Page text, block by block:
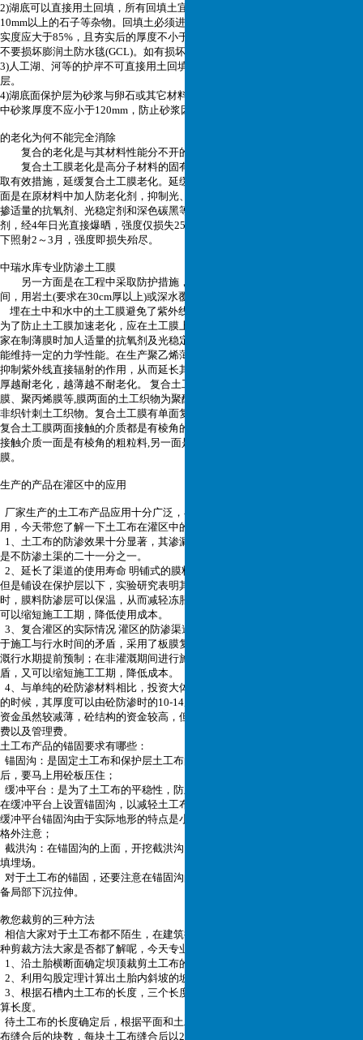
2)湖底可以直接用土回填，所有回填土宜用砂子或过筛后的土，不得含有粒径
10mm以上的石子等杂物。回填土必须进行夯实(或压实、振捣等)，回填土的密
实度应大于85%，且夯实后的厚度不小于300mm。在夯实、压实过程中，注意
不要损坏膨润土防水毯(GCL)。如有损坏，应及时进行修补。
3)人工湖、河等的护岸不可直接用土回填，避免流动水的淘蚀作用破坏保护
层。
4)湖底面保护层为砂浆与卵石或其它材料复合时，总厚度不应小于200mm，其
中砂浆厚度不应小于120mm，防止砂浆因膨润土防水毯(GCL)膨胀开裂。
的老化为何不能完全消除
复合的老化是与其材料性能分不开的。为什么不能完全消除呢？
复合土工膜老化是高分子材料的固有特性之一，不能完全消除，但可以采
取有效措施，延缓复合土工膜老化。延缓老化的措施可以从两方面着手：一方
面是在原材料中加人防老化剂，抑制光、氧、热等外界因素对材料的作用，如
掺适量的抗氧剂、光稳定剂和深色碳黑等。有的单位在聚丙烯中加入防老化
剂，经4年日光直接爆晒，强度仅损失25％，如果不加防老化剂，直接在日光
下照射2～3月，强度即损失殆尽。
中瑞水库专业防渗土工膜
另一方面是在工程中采取防护措施，如尽量缩短材料在日光中的暴露时
间，用岩土(要求在30cm厚以上)或深水覆盖等。
埋在土中和水中的土工膜避免了紫外线的直接照射，其老化速度大大减慢。
为了防止土工膜加速老化，应在土工膜上加土或刚性材料覆盖物。国内有些厂
家在制薄膜时加人适量的抗氧剂及光稳定剂，据称可直接暴露于大气中10年仍
能维持一定的力学性能。在生产聚乙烯薄膜时可以加人碳黑屏蔽紫外线，起到
抑制紫外线直接辐射的作用，从而延长其使用年限。而对于同一种土工膜，越
厚越耐老化，越薄越不耐老化。 复合土工膜中间的膜有聚氯乙烯膜、聚乙烯
膜、聚丙烯膜等,膜两面的土工织物为聚酞胺纤维、聚酷纤维、聚丙烯纤维等的
非织针刺土工织物。复合土工膜有单面复合土工膜和双面复合土工膜两种。当
复合土工膜两面接触的介质都是有棱角的粗粒料,则选用双面复合土工膜。如果
接触介质一面是有棱角的粗粒料,另一面是粗中砂或土,则可选用单面复合土工
膜。
生产的产品在灌区中的应用
厂家生产的土工布产品应用十分广泛，在很多行业领域都的得到了很好的应
用，今天带您了解一下土工布在灌区中的应用。
1、土工布的防渗效果十分显著，其渗漏量是单纯的砼防渗材料的六分之一，
是不防渗土渠的二十一分之一。
2、延长了渠道的使用寿命 明铺式的膜料防渗，因此老化严重而且寿命较短，
但是铺设在保护层以下，实验研究表明其使用寿命可以达到30年以上。与此同
时，膜料防渗层可以保温，从而减轻冻胀破坏，使得砼保护层的裂缝减少，又
可以缩短施工工期，降低使用成本。
3、复合灌区的实际情况 灌区的防渗渠道大多是旧渠道的改建工程，普遍存在
于施工与行水时间的矛盾，采用了板膜复合的结构，渠底现浇，坡板可以在灌
溉行水期提前预制；在非灌溉期间进行施工，既避免了施工与行水之间的矛
盾，又可以缩短施工工期，降低成本。
4、与单纯的砼防渗材料相比，投资大体相当，采用砼作膜料防渗层的保护层
的时候，其厚度可以由砼防渗时的10-14厘米，减薄至8-10厘米。购买土工布的
资金虽然较减薄，砼结构的资金较高，但是减轻了冻胀破坏，从而减少了维修
费以及管理费。
土工布产品的锚固要求有哪些：
锚固沟：是固定土工布和保护层土工布的，它和保护层土工布在铺设完毕之
后，要马上用砼板压住；
缓冲平台：是为了土工布的平稳性，防止下滑，在坡中央增设缓冲平台，并且
在缓冲平台上设置锚固沟，以减轻土工布的下拉力，增加其稳定性，本工程的
缓冲平台锚固沟由于实际地形的特点是小而窄，所以工作人员在施工的时候要
格外注意；
截洪沟：在锚固沟的上面，开挖截洪沟，导流外来的雨水，以阻止水直接进入
填埋场。
对于土工布的锚固，还要注意在锚固沟的顶部，应该设计要求预留一定的，以
备局部下沉拉伸。
教您裁剪的三种方法
相信大家对于土工布都不陌生，在建筑行业经常会被使用到，那么关于它的三
种剪裁方法大家是否都了解呢，今天专业土工布厂家为您详细介绍。
1、沿土胎横断面确定坝顶裁剪土工布的长度。
2、利用勾股定理计算出土胎内斜坡的坡长。
3、根据石槽内土工布的长度，三个长度相加就等于土工布沿坝体横断面的计
算长度。
待土工布的长度确定后，根据平面和土工布的幅宽，进行剪裁下料确定出土工
布缝合后的块数，每块土工布缝合后以20米的宽度是比较适宜的。太窄的话就